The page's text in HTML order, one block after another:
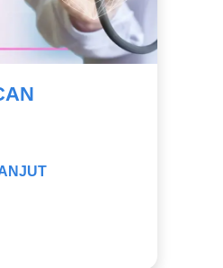
atrium kiri untuk fibrilasi atrium
Aorta Melalui Kateter (TAVI)
untuk regurgitasi injap mitral